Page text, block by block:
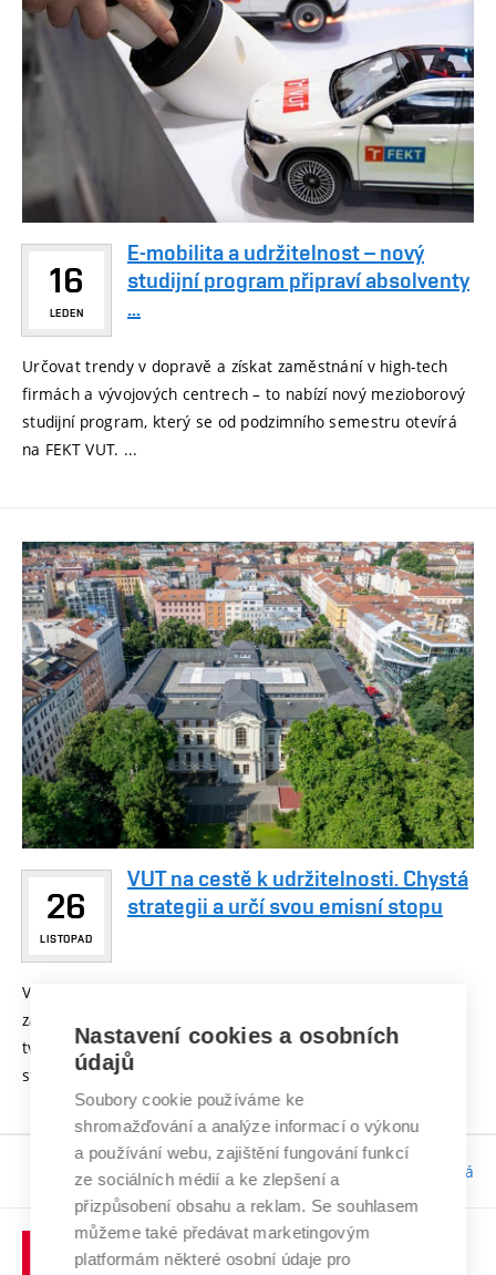
16
LEDEN
E-mobilita a udržitelnost – nový
studijní program připraví absolventy
...
Určovat trendy v dopravě a získat zaměstnání v high-tech
firmách a vývojových centrech – to nabízí nový mezioborový
studijní program, který se od podzimního semestru otevírá
na FEKT VUT. ...
26
LISTOPAD
VUT na cestě k udržitelnosti. Chystá
strategii a určí svou emisní stopu
Vysoké učení technické v Brně systematicky pracuje na
začlenění principů udržitelnosti do vzdělávání, výzkumu,
tvůrčí činnosti i provozu univerzity. Nezapomíná přitom i na
svoji společenskou roli. ...
Odpovědnost:Bc. Tereza Kučerová
Nastavení cookies a osobních
údajů
Soubory cookie používáme ke
shromažďování a analýze informací o výkonu
a používání webu, zajištění fungování funkcí
ze sociálních médií a ke zlepšení a
přizpůsobení obsahu a reklam. Se souhlasem
můžeme také předávat marketingovým
platformám některé osobní údaje pro